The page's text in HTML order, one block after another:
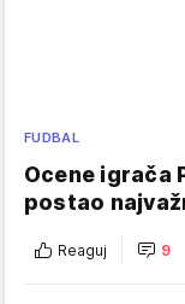
FUDBAL
Ocene igrača
postao
Reaguj 9